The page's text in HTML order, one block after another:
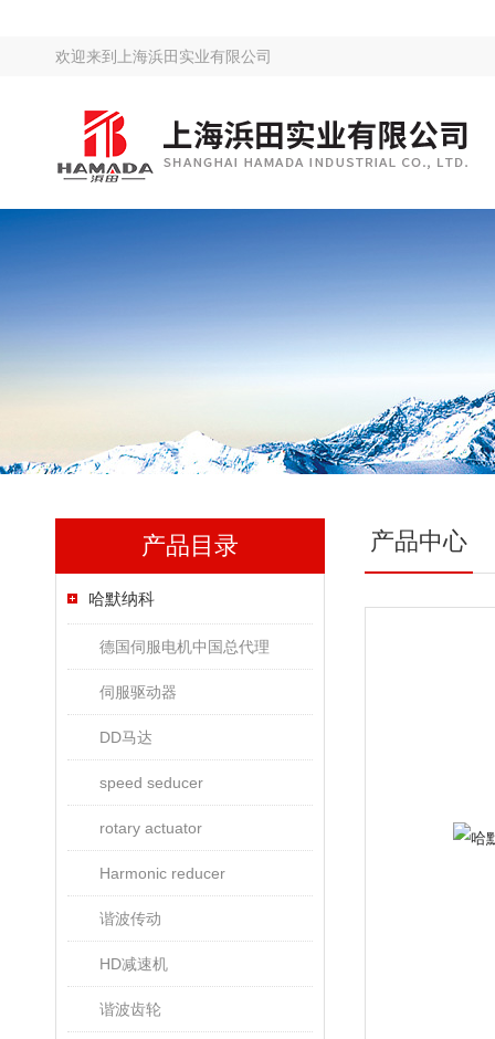
欢迎来到 上海浜田实业有限公司
产品目录
哈默纳科
德国伺服电机中国总代理
伺服驱动器
DD马达
speed seducer
rotary actuator
Harmonic reducer
谐波传动
HD减速机
谐波齿轮
产品中心